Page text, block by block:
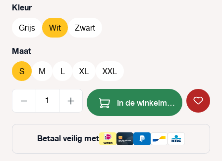
Selecteer
Kleur
Grijs Wit Zwart
Selecteer
Maat
S M L XL XXL
Producthoeveelheid: Voer
In de winkelmand
Betaal veilig met